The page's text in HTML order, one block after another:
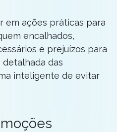
em ações práticas para
encalhados,
e prejuízos para
detalhada das
inteligente de evitar